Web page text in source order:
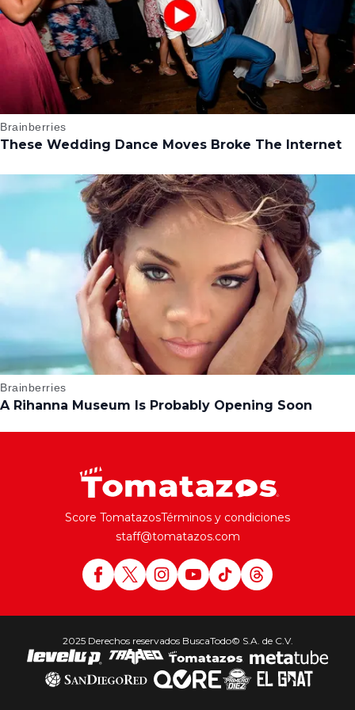
Score TomatazosTérminos y condiciones
staff@tomatazos.com
2025 Derechos reservados BuscaTodo© S.A. de C.V.